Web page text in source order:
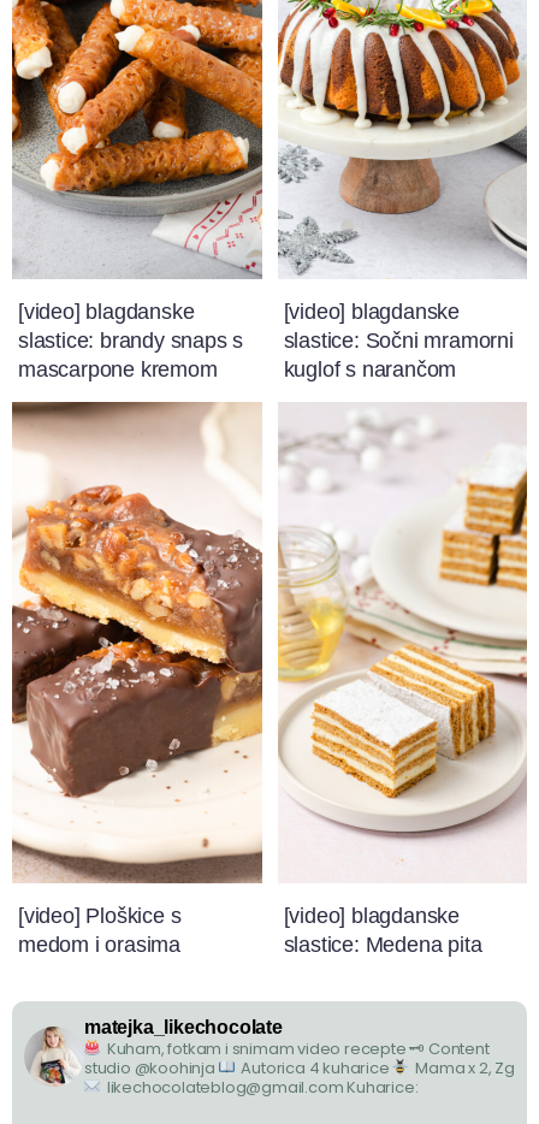
[video] blagdanske
slastice: brandy snaps s
mascarpone kremom
[video] blagdanske
slastice: Sočni mramorni
kuglof s narančom
[video] Ploškice s
medom i orasima
[video] blagdanske
slastice: Medena pita
matejka_likechocolate
Kuham, fotkam i snimam video recepte🗝 Content
studio @koohinja
Autorica 4 kuharice
Mama x 2, Zg
likechocolateblog@gmail.com Kuharice: